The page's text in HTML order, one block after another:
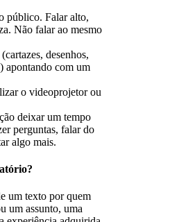
público. Falar alto,
Não falar ao mesmo
desenhos,
com um
o videoprojetor ou
deixar um tempo
perguntas, falar do
algo mais.
um texto por quem
um assunto, uma